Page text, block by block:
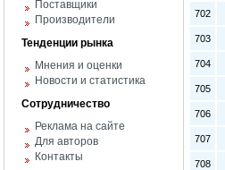
Поставщики
Производители
Тенденции рынка
Мнения и оценки
Новости и статистика
Сотрудничество
Реклама на сайте
Для авторов
Контакты
702
703
704
705
706
707
708